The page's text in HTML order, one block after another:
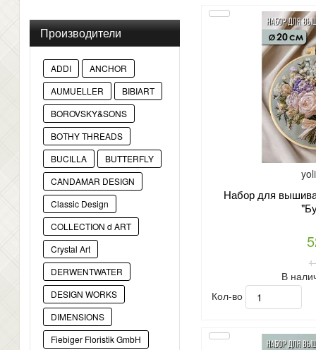
Производители
ADDI
ANCHOR
AUMUELLER
BIBIART
BOROVSKY&SONS
BOTHY THREADS
BUCILLA
BUTTERFLY
CANDAMAR DESIGN
Classic Design
COLLECTION d ART
Crystal Art
DERWENTWATER
DESIGN WORKS
DIMENSIONS
Fiebiger Floristik GmbH
Набор для
1
В
Кол-во